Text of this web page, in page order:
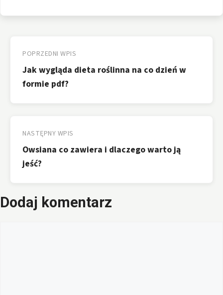
wpisu
POPRZEDNI WPIS
Jak wygląda dieta roślinna na co dzień w
formie pdf?
NASTĘPNY WPIS
Owsiana co zawiera i dlaczego warto ją
jeść?
Dodaj komentarz